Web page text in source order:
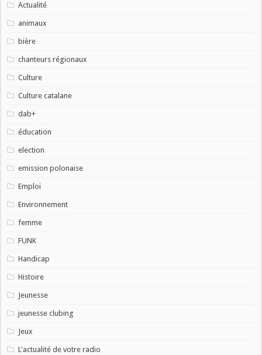
Actualité
animaux
bière
chanteurs régionaux
Culture
Culture catalane
dab+
éducation
election
emission polonaise
Emploi
Environnement
femme
FUNK
Handicap
Histoire
Jeunesse
jeunesse clubing
Jeux
L'actualité de votre radio